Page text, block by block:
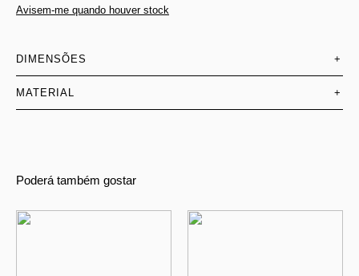
Avisem-me quando houver stock
DIMENSÕES +
MATERIAL +
Poderá também gostar